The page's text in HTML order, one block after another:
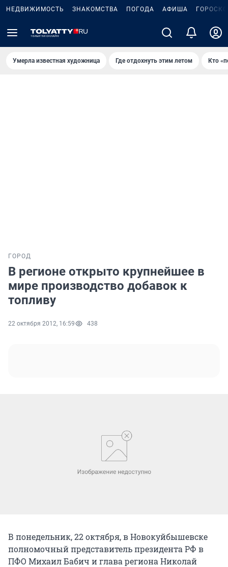
НЕДВИЖИМОСТЬ ЗНАКОМСТВА ПОГОДА АФИША
Умерла известная художница Где отдохнуть этим летом Кто
ГОРОД
В регионе открыто крупнейшее в
мире производство добавок к
топливу
22 октября 2012, 16:59 438
В понедельник, 22 октября, в Новокуйбышевске
полномочный представитель президента РФ в
ПФО Михаил Бабич и глава региона Николай